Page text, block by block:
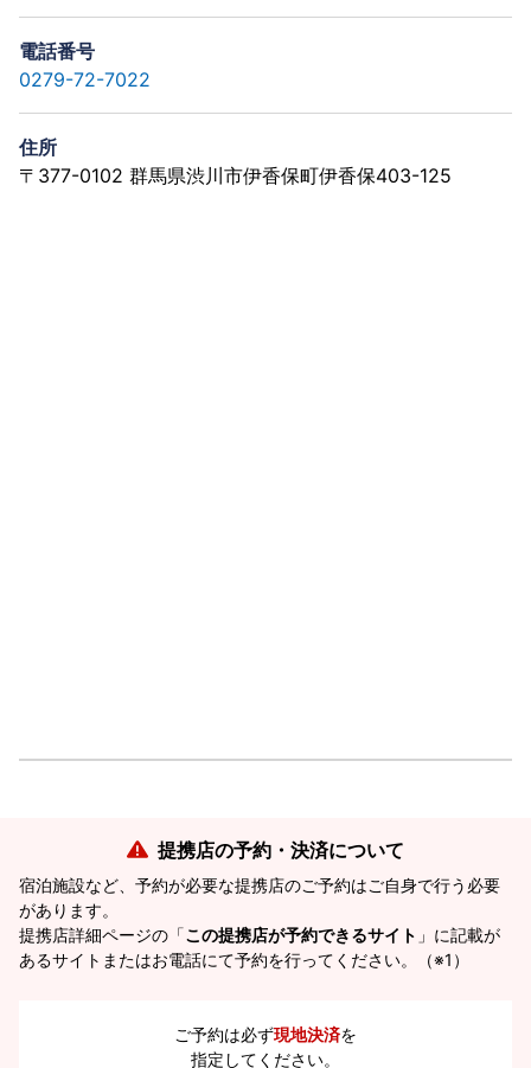
電話番号
0279-72-7022
住所
〒377-0102 群馬県渋川市伊香保町伊香保403-125
提携店の予約・決済について
宿泊施設など、予約が必要な提携店のご予約はご自身で行う必要
があります。
提携店詳細ページの「この提携店が予約できるサイト 」に記載が
あるサイトまたはお電話にて予約を行ってください。（※1）
ご予約は必ず現地決済を
指定してください。